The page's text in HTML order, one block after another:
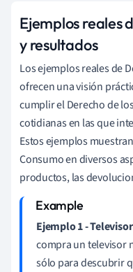
Ejemplos reales
y resultados
Los ejemplos reales de
ofrecen una visión
cumplir el Derecho de
cotidianas en las que
Estos ejemplos
Consumo en diversos
productos, las
Ejemplo 1 -
compra un televisor
sólo para descubrir